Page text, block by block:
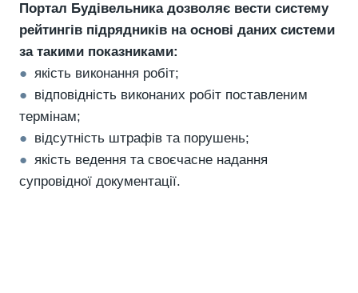
Портал Будівельника дозволяє вести систему
рейтингів підрядників на основі даних системи
за такими показниками:
● якість виконання робіт;
● відповідність виконаних робіт поставленим
термінам;
● відсутність штрафів та порушень;
● якість ведення та своєчасне надання
супровідної документації.